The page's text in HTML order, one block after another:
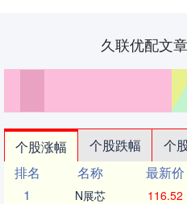
久联优配文
个股涨幅 个股跌幅 个
排名
名称 最新价
1
N展芯 116.52